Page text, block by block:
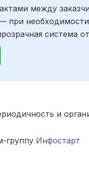
между
при
система
и
группу Инфостарт